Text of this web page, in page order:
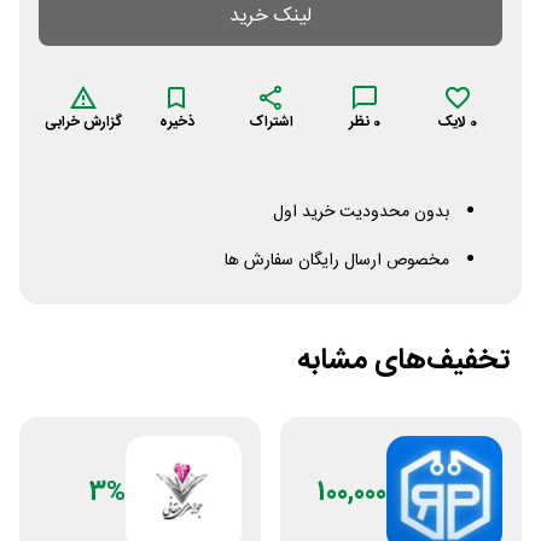
لینک خرید
0 لایک 0 نظر اشتراک ذخیره گزارش خرابی
بدون محدودیت خرید اول
مخصوص ارسال رایگان سفارش ها
تخفیف‌های مشابه
100,000
3%